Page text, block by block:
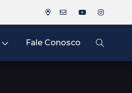
Fale Conosco